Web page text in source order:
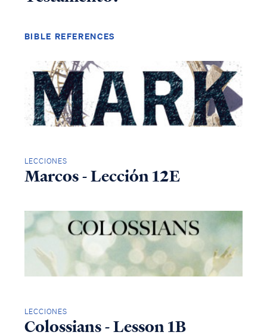
BIBLE REFERENCES
LECCIONES
Marcos - Lección 12E
LECCIONES
Colossians - Lesson 1B